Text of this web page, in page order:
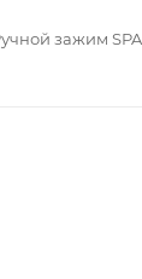
зажим